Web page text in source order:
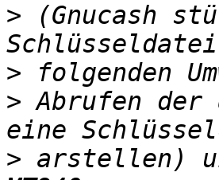
> (Gnucash
>
> Abrufen der
> arstellen)